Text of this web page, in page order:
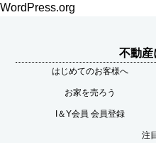
WordPress.org
不動産
はじめてのお客様へ
お家を売ろう
I＆Y会員 会員登録
注